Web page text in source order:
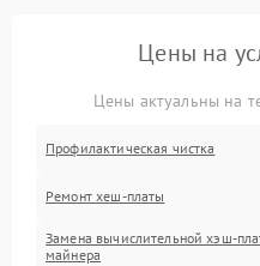
Цены на
Цены актуальны на
Профилактическая чистка
Ремонт хеш-платы
Замена вычислительной хэш-
майнера